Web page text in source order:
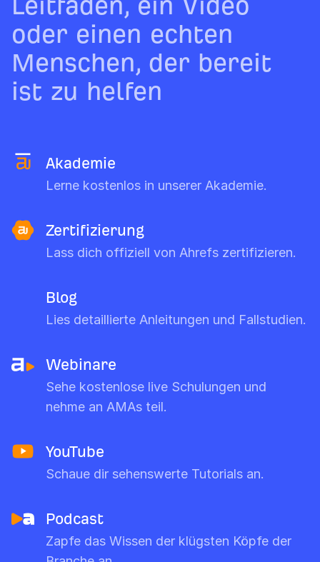
Leitfaden, ein Video
oder einen echten
Menschen, der bereit
ist zu helfen
Akademie
Lerne kostenlos in unserer Akademie.
Zertifizierung
Lass dich offiziell von Ahrefs zertifizieren.
Blog
Lies detaillierte Anleitungen und Fallstudien.
Webinare
Sehe kostenlose live Schulungen und
nehme an AMAs teil.
YouTube
Schaue dir sehenswerte Tutorials an.
Podcast
Zapfe das Wissen der klügsten Köpfe der